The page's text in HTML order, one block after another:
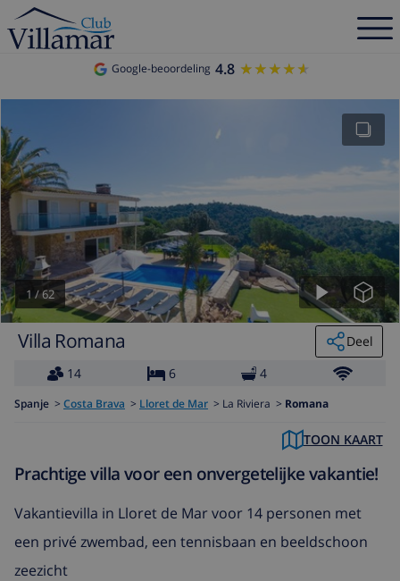
Google-beoordeling 4.8 ★★★★★
★★★★★
1 /62
Villa Romana
Deel
14
6 4
Spanje > Costa Brava > Lloret de Mar > La Riviera > Romana
TOON KAART
Prachtige villa voor een onvergetelijke vakantie!
Vakantievilla in Lloret de Mar voor 14 personen met
een privé zwembad, een tennisbaan en beeldschoon
zeezicht